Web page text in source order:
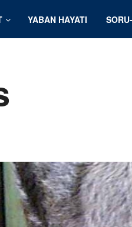
YABAN HAYATI